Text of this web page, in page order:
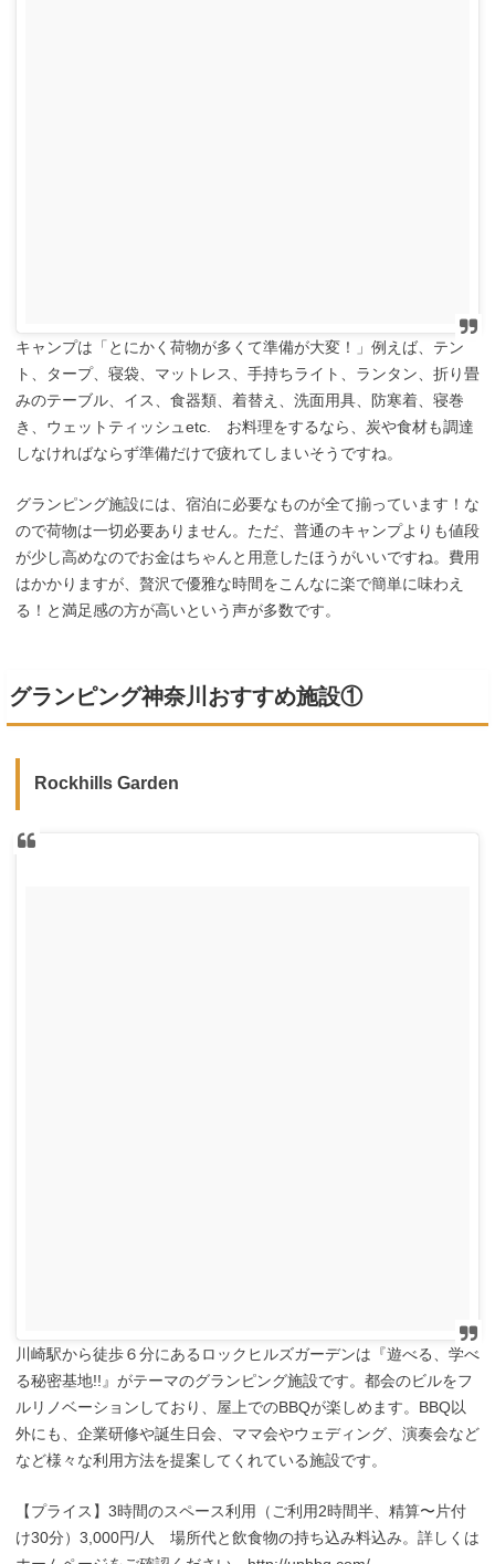
キャンプは「とにかく荷物が多くて準備が大変！」例えば、テン
ト、タープ、寝袋、マットレス、手持ちライト、ランタン、折り畳
みのテーブル、イス、食器類、着替え、洗面用具、防寒着、寝巻
き、ウェットティッシュetc. お料理をするなら、炭や食材も調達
しなければならず準備だけで疲れてしまいそうですね。
グランピング施設には、宿泊に必要なものが全て揃っています！な
ので荷物は一切必要ありません。ただ、普通のキャンプよりも値段
が少し高めなのでお金はちゃんと用意したほうがいいですね。費用
はかかりますが、贅沢で優雅な時間をこんなに楽で簡単に味わえ
る！と満足感の方が高いという声が多数です。
グランピング神奈川おすすめ施設①
Rockhills Garden
川崎駅から徒歩６分にあるロックヒルズガーデンは『遊べる、学べ
る秘密基地!!』がテーマのグランピング施設です。都会のビルをフ
ルリノベーションしており、屋上でのBBQが楽しめます。BBQ以
外にも、企業研修や誕生日会、ママ会やウェディング、演奏会など
など様々な利用方法を提案してくれている施設です。
【プライス】3時間のスペース利用（ご利用2時間半、精算〜片付
け30分）3,000円/人 場所代と飲食物の持ち込み料込み。詳しくは